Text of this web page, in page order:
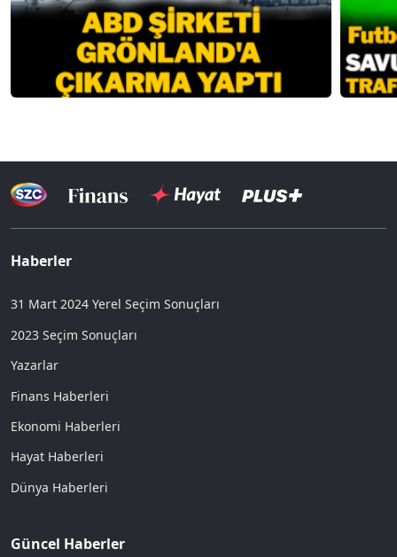
Haberler
31 Mart 2024 Yerel Seçim Sonuçları
2023 Seçim Sonuçları
Yazarlar
Finans Haberleri
Ekonomi Haberleri
Hayat Haberleri
Dünya Haberleri
Güncel Haberler